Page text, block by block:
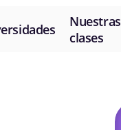
Nuestras
clases